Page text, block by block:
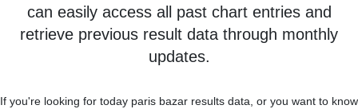
can easily access all past chart entries and
retrieve previous result data through monthly
updates.
If you're looking for today paris bazar results data, or you want to know